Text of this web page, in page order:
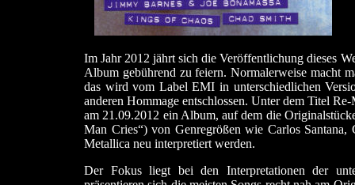
Im Jahr 2012 jährt sich die Veröffentlichung dieses
Album gebührend zu feiern. Normalerweise macht
das wird vom Label EMI in unterschiedlichen
anderen Hommage entschlossen. Unter dem Titel
am 21.09.2012 ein Album, auf dem die
Man Cries“) von Genregrößen wie Carlos
Metallica neu interpretiert werden.
Der Fokus liegt bei den Interpretationen der